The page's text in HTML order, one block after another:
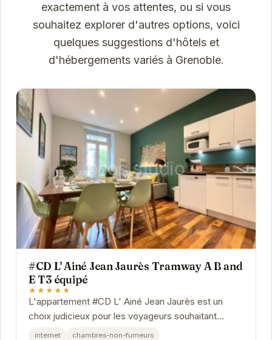
exactement à vos attentes, ou si vous
souhaitez explorer d'autres options, voici
quelques suggestions d'hôtels et
d'hébergements variés à Grenoble.
#CD L' Ainé Jean Jaurès Tramway A B and
E T3 équipé
★★★★★
L'appartement #CD L' Ainé Jean Jaurès est un
choix judicieux pour les voyageurs souhaitant
explorer Grenoble. Sa situation privilégiée, à...
internet
chambres-non-fumeurs